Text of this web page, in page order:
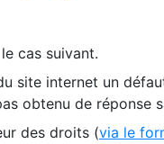
cas suivant.
site internet un
obtenu de réponse
des droits (via le